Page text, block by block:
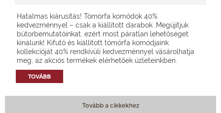
Hatalmas kiárusítás! Tömörfa komódok 40%
kedvezménnyel – csak a kiállított darabok. Megújítjuk
bútorbemutatóinkat, ezért most páratlan lehetőséget
kínálunk! Kifutó és kiállított tömörfa komódjaink
kollekcióját 40% rendkívüli kedvezménnyel vásárolhatja
meg, az akciós termékek elérhetőek üzleteinkben.
TOVÁBB
Tovább a cikkekhez